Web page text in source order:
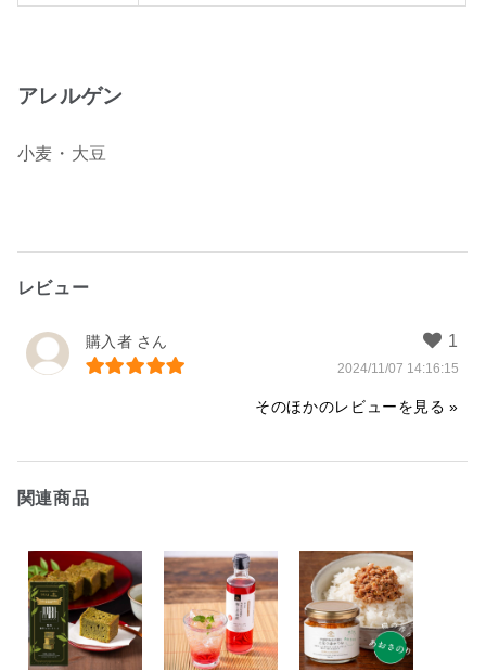
アレルゲン
小麦・大豆
レビュー
購入者
2024/11/07 14:16:15
そのほかのレビューを見る
関連商品